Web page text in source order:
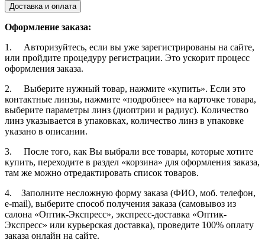
Доставка и оплата
Оформление заказа:
1. Авторизуйтесь, если вы уже зарегистрированы на сайте,
или пройдите процедуру регистрации. Это ускорит процесс
оформления заказа.
2. Выберите нужный товар, нажмите «купить». Если это
контактные линзы, нажмите «подробнее» на карточке товара,
выберите параметры линз (диоптрии и радиус). Количество
линз указывается в упаковках, количество линз в упаковке
указано в описании.
3. После того, как Вы выбрали все товары, которые хотите
купить, переходите в раздел «корзина» для оформления заказа,
там же можно отредактировать список товаров.
4. Заполните несложную форму заказа (ФИО, моб. телефон,
e-mail), выберите способ получения заказа (самовывоз из
салона «Оптик-Экспресс», экспресс-доставка «Оптик-
Экспресс» или курьерская доставка), проведите 100% оплату
заказа онлайн на сайте.